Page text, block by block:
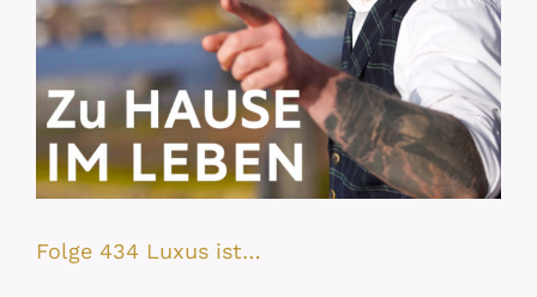
Folge 434 Luxus ist…